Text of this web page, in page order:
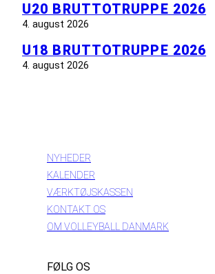
U20 BRUTTOTRUPPE 2026
4. august 2026
U18 BRUTTOTRUPPE 2026
4. august 2026
NYHEDER
KALENDER
VÆRKTØJSKASSEN
KONTAKT OS
OM VOLLEYBALL DANMARK
FØLG OS